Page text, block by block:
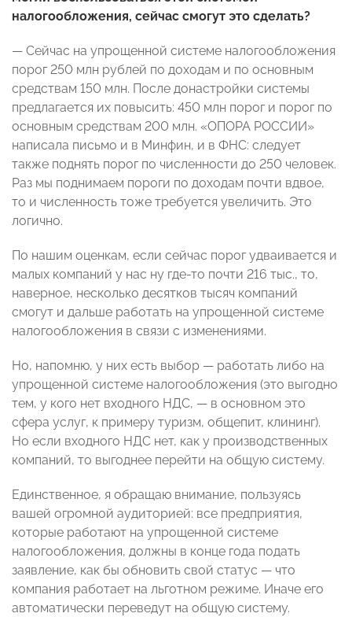
налогообложения, сейчас смогут это сделать?
— Сейчас на упрощенной системе налогообложения
порог 250 млн рублей по доходам и по основным
средствам 150 млн. После донастройки системы
предлагается их повысить: 450 млн порог и порог по
основным средствам 200 млн. «ОПОРА РОССИИ»
написала письмо и в Минфин, и в ФНС: следует
также поднять порог по численности до 250 человек.
Раз мы поднимаем пороги по доходам почти вдвое,
то и численность тоже требуется увеличить. Это
логично.
По нашим оценкам, если сейчас порог удваивается и
малых компаний у нас ну где-то почти 216 тыс., то,
наверное, несколько десятков тысяч компаний
смогут и дальше работать на упрощенной системе
налогообложения в связи с изменениями.
Но, напомню, у них есть выбор — работать либо на
упрощенной системе налогообложения (это выгодно
тем, у кого нет входного НДС, — в основном это
сфера услуг, к примеру туризм, общепит, клининг).
Но если входного НДС нет, как у производственных
компаний, то выгоднее перейти на общую систему.
Единственное, я обращаю внимание, пользуясь
вашей огромной аудиторией: все предприятия,
которые работают на упрощенной системе
налогообложения, должны в конце года подать
заявление, как бы обновить свой статус — что
компания работает на льготном режиме. Иначе его
автоматически переведут на общую систему.